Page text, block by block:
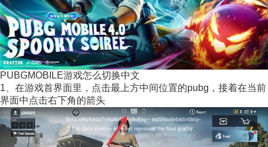
PUBGMOBILE游戏怎么切换中文
1、在游戏首界面里，点击最上方中间位置的pubg，接着在当前
界面中点击右下角的箭头